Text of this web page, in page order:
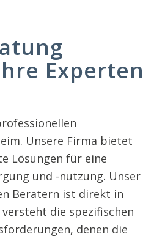
Experten
Unsere Firma bietet
Lösungen für eine
und -nutzung. Unser
Beratern ist direkt in
die spezifischen
denen die